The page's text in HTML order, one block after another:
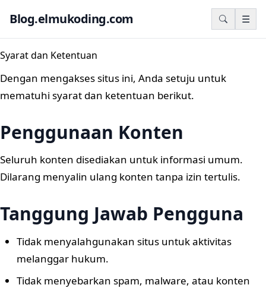
Blog.elmukoding.com ☰
Syarat dan Ketentuan
Dengan mengakses situs ini, Anda setuju untuk
mematuhi syarat dan ketentuan berikut.
Penggunaan Konten
Seluruh konten disediakan untuk informasi umum.
Dilarang menyalin ulang konten tanpa izin tertulis.
Tanggung Jawab Pengguna
Tidak menyalahgunakan situs untuk aktivitas
melanggar hukum.
Tidak menyebarkan spam, malware, atau konten